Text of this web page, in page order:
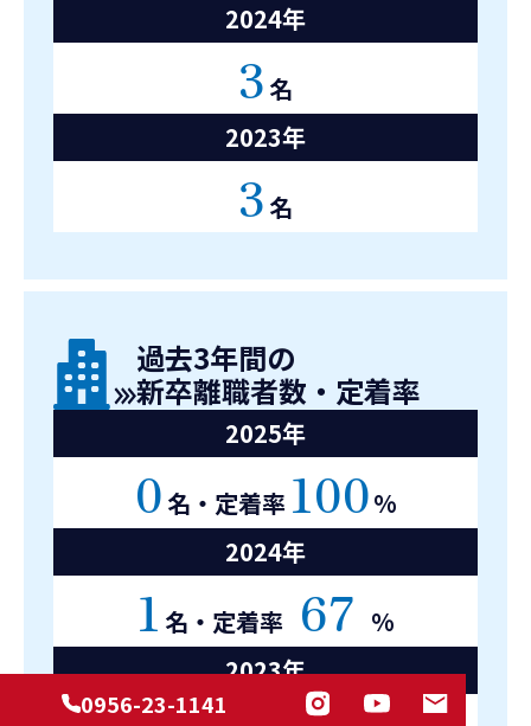
0956-23-1141
2024年
3 名
2023年
3 名
過去3年間の
新卒離職者数・定着率
2025年
0 名・定着率 100%
2024年
1 名・定着率 67 %
2023年